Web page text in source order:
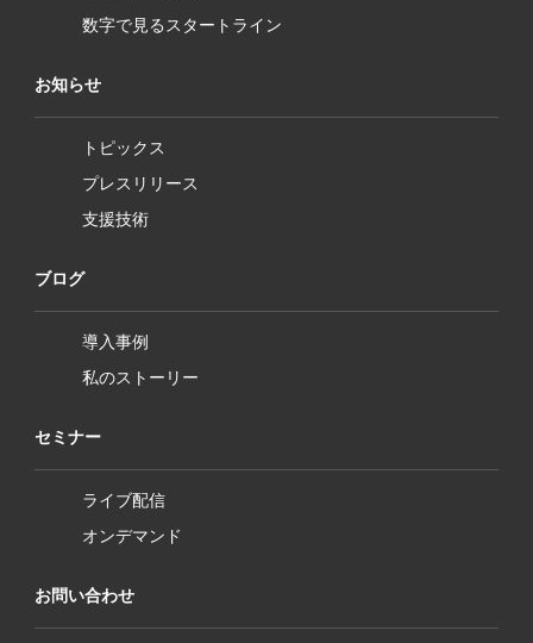
数字で見るスタートライン
お知らせ
トピックス
プレスリリース
支援技術
ブログ
導入事例
私のストーリー
セミナー
ライブ配信
オンデマンド
お問い合わせ